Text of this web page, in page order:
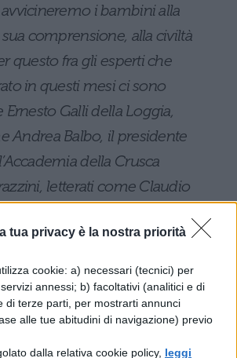
tua privacy è la nostra priorità
cookie: a) necessari (tecnici) per
annessi; b) facoltativi (analitici e di
di terze parti, per mostrarti annunci
alle tue abitudini di navigazione) previo
dalla relativa cookie policy, leggi
i bambini alla
comprensione, alla civiltà
questo fra gli esperti che
in questi mesi ci sono
Galli della Loggia,
Andrea Balbo, il presidente
della Crusca
letterati come Claudio
di spicco del mondo
dell’infanzia, e alla
L’insegnamento della
dalla prima elementare,